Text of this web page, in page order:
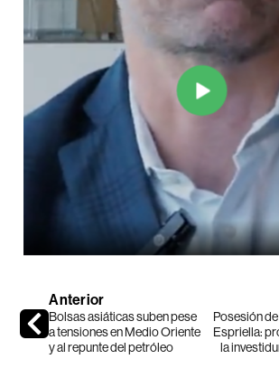
Anterior
Bolsas asiáticas suben pese
a tensiones en Medio Oriente
y al repunte del petróleo
Posesión
Espriella:
la